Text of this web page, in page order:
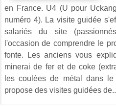
en France. U4 (U pour
numéro 4). La visite guidée
salariés du site
l'occasion de comprendre le
fonte. Les anciens vous
minerai de fer et de coke
les coulées de métal dans
propose des visites guidées